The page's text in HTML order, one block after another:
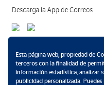
Descarga la App de Correos
Esta página web, propiedad de
terceros con la finalidad de
información estadística, analizar
publicidad personalizada. Puedes